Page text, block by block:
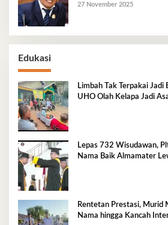
27 November 2025
Edukasi
Limbah Tak Terpakai Jadi
UHO Olah Kelapa Jadi
Lepas 732 Wisudawan,
Nama Baik Almamater
Rentetan Prestasi, Murid
Nama hingga Kancah